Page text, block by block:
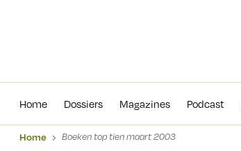
Home Dossiers Magazines Podcast
Home Boeken top tien maart 2003